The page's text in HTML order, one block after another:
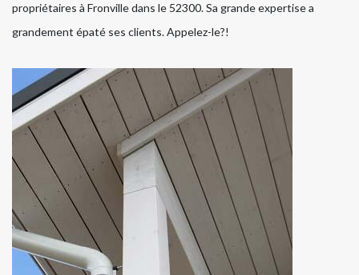
propriétaires à Fronville dans le 52300. Sa grande expertise a
grandement épaté ses clients. Appelez-le?!